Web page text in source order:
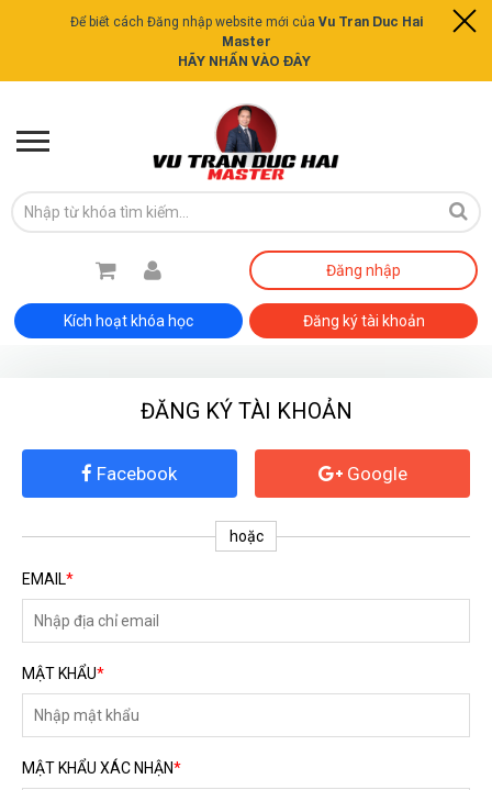
Để biết cách Đăng nhập website mới của Vu Tran Duc Hai
Master
HÃY NHẤN VÀO ĐÂY
Kích hoạt khóa học
Đăng nhập
Đăng ký tài khoản
ĐĂNG KÝ TÀI KHOẢN
Facebook Google
hoặc
EMAIL*
MẬT KHẨU*
MẬT KHẨU XÁC NHẬN*
ĐĂNG KÝ TƯ VẤN MIỄN PHÍ